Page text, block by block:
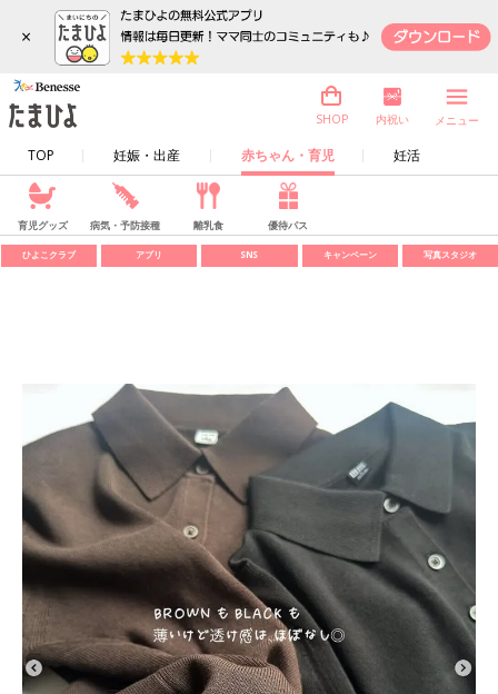
×
TOP 妊娠・出産 赤ちゃん・育児 妊活
SHOP 内祝い メニュー
育児グッズ 病気・予防接種 離乳食 優待パス
ひよこクラブ アプリ SNS キャンペーン 写真スタジオ